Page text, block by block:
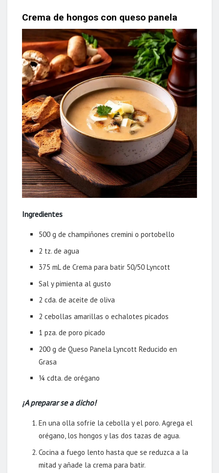
Crema de hongos con queso panela
Ingredientes
500 g de champiñones cremini o portobello
2 tz. de agua
375 mL de Crema para batir 50/50 Lyncott
Sal y pimienta al gusto
2 cda. de aceite de oliva
2 cebollas amarillas o echalotes picados
1 pza. de poro picado
200 g de Queso Panela Lyncott Reducido en
Grasa
¼ cdta. de orégano
¡A preparar se a dicho!
En una olla sofríe la cebolla y el poro. Agrega el
orégano, los hongos y las dos tazas de agua.
Cocina a fuego lento hasta que se reduzca a la
mitad y añade la crema para batir.